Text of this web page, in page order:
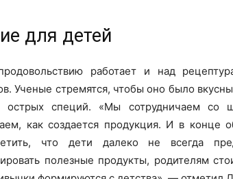
для детей
работает и над
Ученые стремятся, чтобы оно было
острых специй. «Мы сотрудничаем со
как создается продукция. И в конце
что дети далеко не всегда
полезные продукты, родителям